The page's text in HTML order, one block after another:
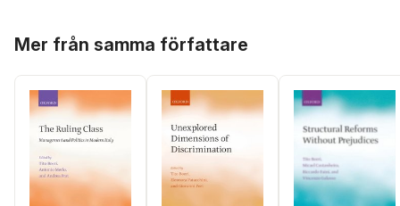
Mer från samma författare